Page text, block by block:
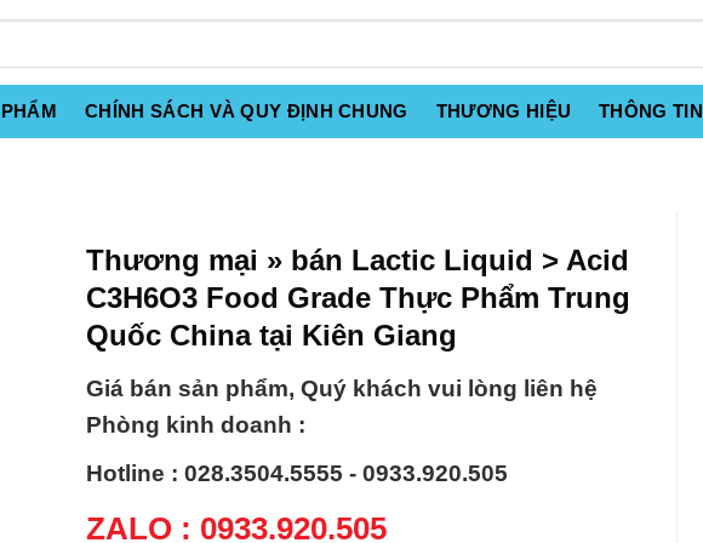
CHÍNH SÁCH VÀ QUY ĐỊNH CHUNG THƯƠNG HIỆU THÔNG TIN
Thương mại » bán Lactic Liquid > Acid
C3H6O3 Food Grade Thực Phẩm Trung
Quốc China tại Kiên Giang
Giá bán sản phẩm, Quý khách vui lòng liên hệ
Phòng kinh doanh :
Hotline : 028.3504.5555 - 0933.920.505
ZALO : 0933.920.505